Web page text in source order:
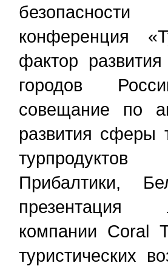
безопасности
конференция
фактор
городов
совещание по
развития сферы
турпродуктов
Прибалтики,
презентация
компании Coral
туристических